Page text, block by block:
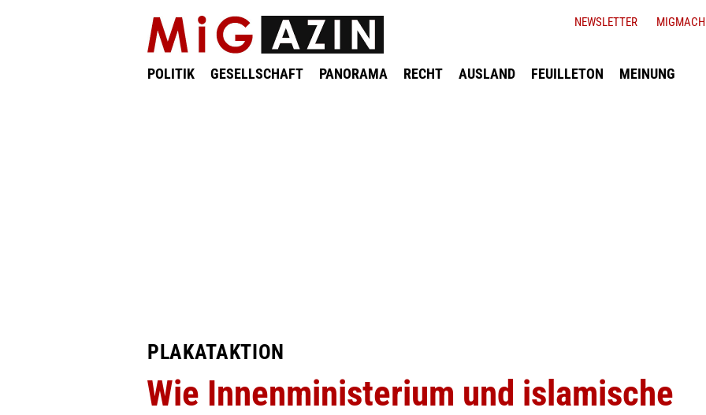
POLITIK GESELLSCHAFT PANORAMA RECHT AUSLAND FEUILLETON MEINUNG
NEWSLETTER
PLAKATAKTION
Wie Innenministerium und islamische